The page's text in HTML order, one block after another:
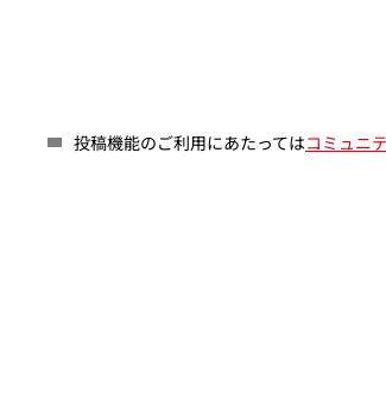
投稿機能のご利用にあたってはコミュニ